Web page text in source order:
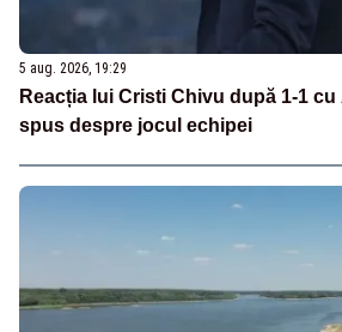
5 aug. 2026, 19:29
Reacția lui Cristi Chivu după 1-1 cu
spus despre jocul echipei